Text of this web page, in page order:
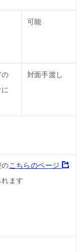
可能
の
対面手渡し
のこちらのページ
ます